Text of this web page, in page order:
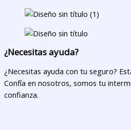
¿Necesitas ayuda?
¿Necesitas ayuda con tu seguro?
Confía en nosotros, somos tu
confianza.